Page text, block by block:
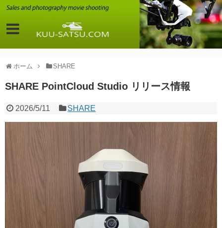
ホーム SHARE
SHARE PointCloud Studio リリース情報
2026/5/11 SHARE